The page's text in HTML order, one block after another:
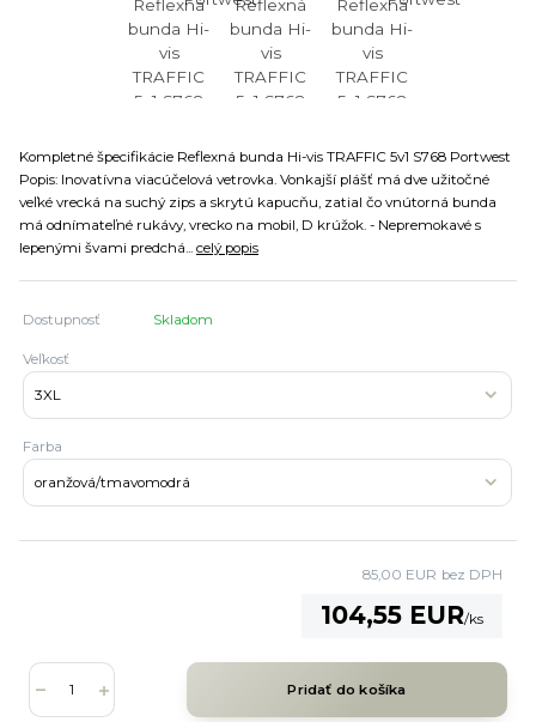
Kompletné špecifikácie Reflexná bunda Hi-vis TRAFFIC 5v1 S768 Portwest
Popis: Inovatívna viacúčelová vetrovka. Vonkajší plášť má dve užitočné
veľké vrecká na suchý zips a skrytú kapucňu, zatial čo vnútorná bunda
má odnímateľné rukávy, vrecko na mobil, D krúžok. - Nepremokavé s
lepenými švami predchá... celý popis
Dostupnosť Skladom
Veľkosť
Farba
104,55 EUR/ks
85,00 EUR bez DPH
Pridať do košíka